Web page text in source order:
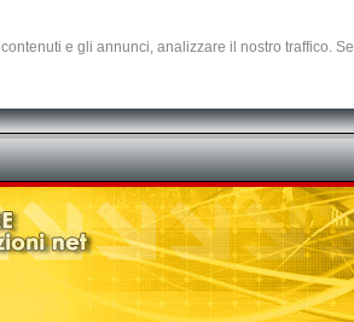
e gli annunci, analizzare il nostro traffico.